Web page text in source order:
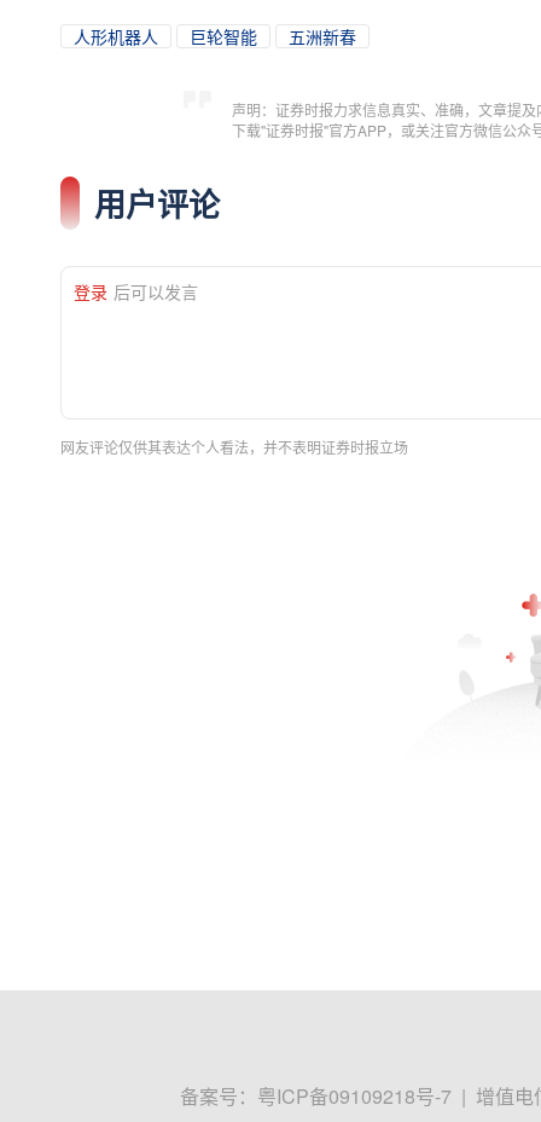
人形机器人 巨轮智能 五洲新春
声明：证券时报力求信息真实、准确，文章提
下载"证券时报"官方APP，或关注官方微信公
用户评论
登录 后可以发言
网友评论仅供其表达个人看法，并不表明证券时报立场
备案号： 粤ICP备09109218号-7 | 增值电